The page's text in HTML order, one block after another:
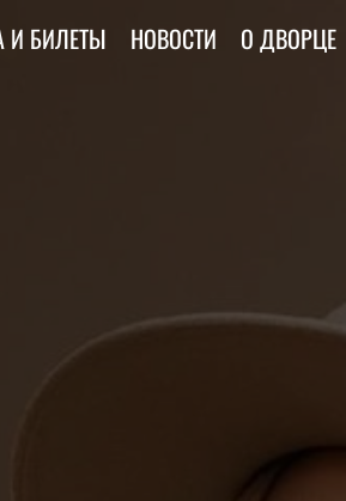
БИЛЕТЫ НОВОСТИ О ДВОРЦЕ